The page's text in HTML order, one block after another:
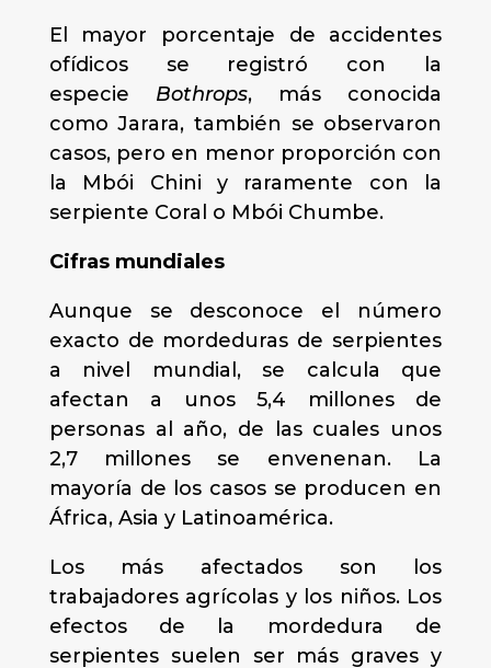
El mayor porcentaje de accidentes
ofídicos se registró con la
especie Bothrops, más conocida
como Jarara, también se observaron
casos, pero en menor proporción con
la Mbói Chini y raramente con la
serpiente Coral o Mbói Chumbe.
Cifras mundiales
Aunque se desconoce el número
exacto de mordeduras de serpientes
a nivel mundial, se calcula que
afectan a unos 5,4 millones de
personas al año, de las cuales unos
2,7 millones se envenenan. La
mayoría de los casos se producen en
África, Asia y Latinoamérica.
Los más afectados son los
trabajadores agrícolas y los niños. Los
efectos de la mordedura de
serpientes suelen ser más graves y